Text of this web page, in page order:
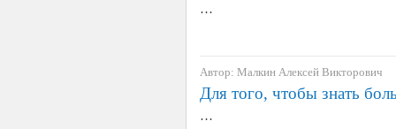
…
Автор: Малкин Алексей Викторович
Для того, чтобы знать
…